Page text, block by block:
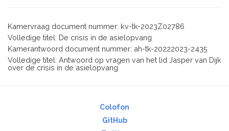
Kamervraag document nummer: kv-tk-2023Z02786
Volledige titel: De crisis in de asielopvang
Kamerantwoord document nummer: ah-tk-20222023-2435
Volledige titel: Antwoord op vragen van het lid Jasper van Dijk
over de crisis in de asielopvang
Colofon
GitHub